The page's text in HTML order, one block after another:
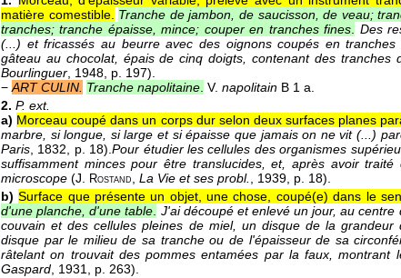
matière comestible. Tranche de jambon, de saucisson, de veau;
tranches; tranche épaisse, mince; couper en tranches fines. Des
(...) et fricassés au beurre avec des oignons coupés en tranches
gâteau au chocolat, épais de cinq doigts, contenant des tranches
Bourlinguer, 1948, p. 197).
−ART CULIN. Tranche napolitaine. V. napolitain B 1 a.
2. P. ext.
a) Morceau coupé dans un corps dur selon deux surfaces planes
marbre, si longue, si large et si épaisse que jamais on ne vit (...)
Paris, 1832, p. 18).Pour étudier les cellules des organismes
suffisamment minces pour être translucides, et, après avoir
microscope (J. Rostand, La Vie et ses probl., 1939, p. 18).
b) Surface que présente un objet, une chose, coupé(e) dans le
d'une planche, d'une table. J'ai découpé et enlevé un jour, au
couvain et des cellules pleines de miel, un disque de la
disque par le milieu de sa tranche ou de l'épaisseur de sa
râtelant on trouvait des pommes entamées par la faux, montrant
Gaspard, 1931, p. 263).